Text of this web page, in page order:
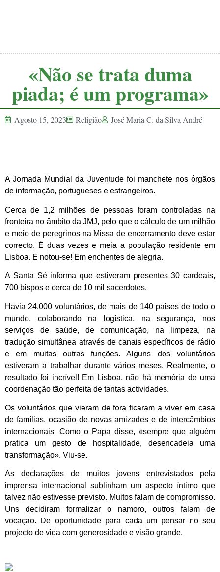
«Não se trata duma
piada; é um programa»
Agosto 15, 2023 Religião José Maria C. da Silva André
A Jornada Mundial da Juventude foi manchete nos órgãos
de informação, portugueses e estrangeiros.
Cerca de 1,2 milhões de pessoas foram controladas na
fronteira no âmbito da JMJ, pelo que o cálculo de um milhão
e meio de peregrinos na Missa de encerramento deve estar
correcto. É duas vezes e meia a população residente em
Lisboa. E notou-se! Em enchentes de alegria.
A Santa Sé informa que estiveram presentes 30 cardeais,
700 bispos e cerca de 10 mil sacerdotes.
Havia 24.000 voluntários, de mais de 140 países de todo o
mundo, colaborando na logística, na segurança, nos
serviços de saúde, de comunicação, na limpeza, na
tradução simultânea através de canais específicos de rádio
e em muitas outras funções. Alguns dos voluntários
estiveram a trabalhar durante vários meses. Realmente, o
resultado foi incrível! Em Lisboa, não há memória de uma
coordenação tão perfeita de tantas actividades.
Os voluntários que vieram de fora ficaram a viver em casa
de famílias, ocasião de novas amizades e de intercâmbios
internacionais. Como o Papa disse, «sempre que alguém
pratica um gesto de hospitalidade, desencadeia uma
transformação». Viu-se.
As declarações de muitos jovens entrevistados pela
imprensa internacional sublinham um aspecto íntimo que
talvez não estivesse previsto. Muitos falam de compromisso.
Uns decidiram formalizar o namoro, outros falam de
vocação. De oportunidade para cada um pensar no seu
projecto de vida com generosidade e visão grande.